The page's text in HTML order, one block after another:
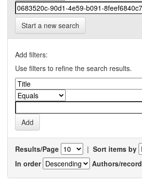
Start a new search
Add filters:
Use filters to refine the search results.
Results/Page | Sort items by
In order
Authors/record